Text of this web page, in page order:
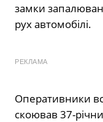
замки
рух автомобілі.
РЕКЛАМА
Оперативники
скоював 37-